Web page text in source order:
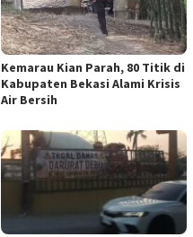
Kemarau Kian Parah, 80 Titik di
Kabupaten Bekasi Alami Krisis
Air Bersih